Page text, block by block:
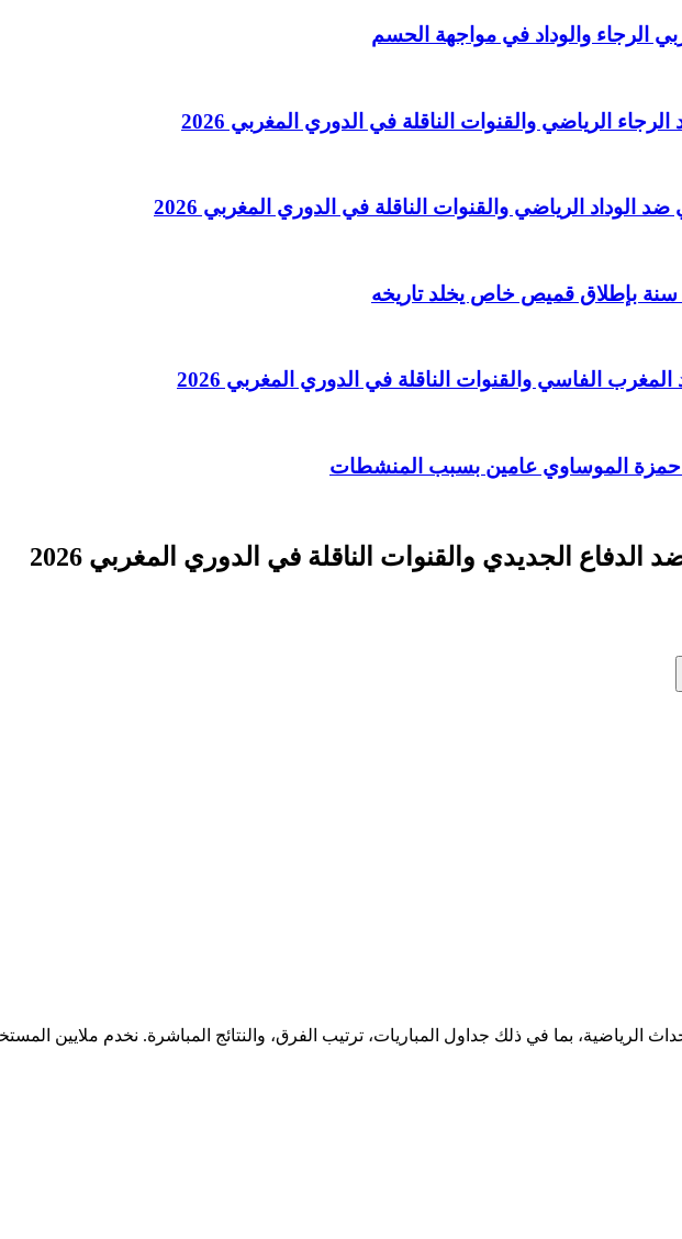
الرجاء والوداد في مواجهة الحسم
الرياضي والقنوات الناقلة في الدوري المغربي 2026
الرياضي والقنوات الناقلة في الدوري المغربي 2026
الفاسي والقنوات الناقلة في الدوري المغربي 2026
الموساوي عامين بسبب المنشطات
الدفاع الجديدي والقنوات الناقلة في الدوري المغربي 2026
الرياضية، بما في ذلك جداول المباريات، ترتيب الفرق، والنتائج المباشرة. نخدم ملايين